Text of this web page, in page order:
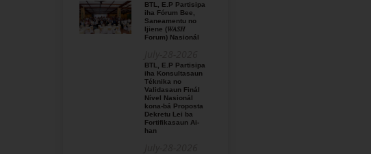
BTL, E.P Partisipa
iha Fórum Bee,
Saneamentu no
Ijiene (𝑊𝐴𝑆𝐻
Forum) Nasionál
BTL, E.P Partisipa
iha Konsultasaun
Téknika no
Validasaun Finál
Nível Nasionál
kona-bá Proposta
Dekretu Lei ba
Fortifikasaun Ai-
han